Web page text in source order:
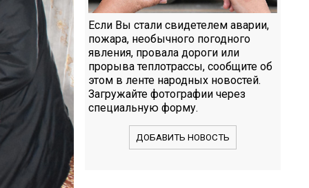
Если Вы стали свидетелем аварии,
пожара, необычного погодного
явления, провала дороги или
прорыва теплотрассы, сообщите об
этом в ленте народных новостей.
Загружайте фотографии через
специальную форму.
ДОБАВИТЬ НОВОСТЬ